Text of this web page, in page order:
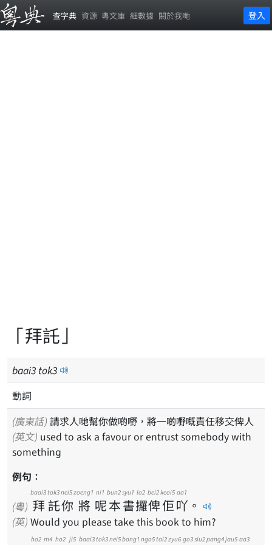
查字典 資源 粵文庫 細數據 關於我哋 登入
「拜託」
baai3 tok3
動詞
(廣東話) 請求人哋幫你做啲嘢，將一啲嘢嘅責任移交俾人
(英文)
something
例句：
(粵) 拜
baai3
託
tok3
你
nei5
將
zoeng1
呢
ni1
本
bun2
書
syu1
攞
lo2
俾
bei2
佢
keoi5
吖
aa1
。
(英) Would you please take this book to him?
ho2 m4 ho2 ji5 baai3tok3nei5bong1 ngo5tai2 zyu6 go3 siu2pang4jau5 aa3